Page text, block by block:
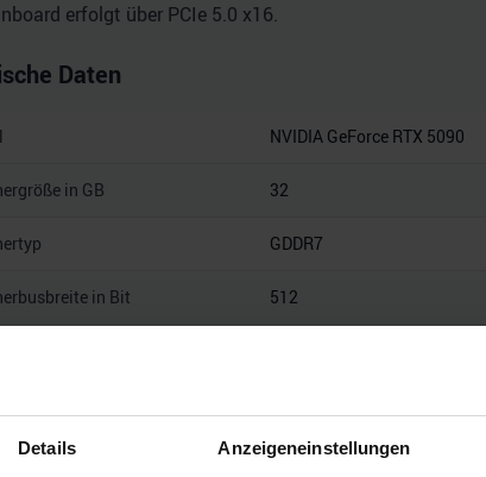
Details Anzeigeneinstellungen
erfolgt über PCIe 5.0 x16.
Daten
NVIDIA GeForce RTX 5090
in GB 32
GDDR7
in Bit 512